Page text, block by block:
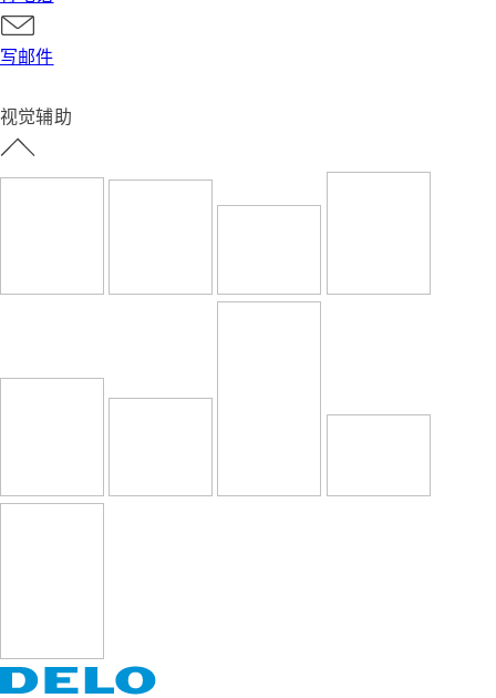
写邮件
视觉辅助